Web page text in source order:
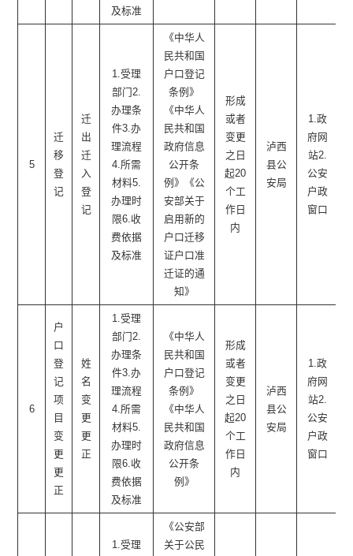
及标准
5
迁
移
登
记
迁
出
迁
入
登
记
1.受理
部门2.
办理条
件3.办
理流程
4.所需
材料5.
办理时
限6.收
费依据
及标准
《中华人
民共和国
户口登记
条例》
《中华人
民共和国
政府信息
公开条
例》《公
安部关于
启用新的
户口迁移
证户口准
迁证的通
知》
形成
或者
变更
之日
起20
个工
作日
内
泸西
县公
安局
1.政
府网
站2.
公安
户政
窗口
6
户
口
登
记
项
目
变
更
更
正
姓
名
变
更
更
正
1.受理
部门2.
办理条
件3.办
理流程
4.所需
材料5.
办理时
限6.收
费依据
及标准
《中华人
民共和国
户口登记
条例》
《中华人
民共和国
政府信息
公开条
例》
形成
或者
变更
之日
起20
个工
作日
内
泸西
县公
安局
1.政
府网
站2.
公安
户政
窗口
1.受理
《公安部
关于公民